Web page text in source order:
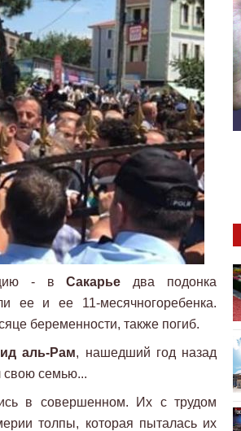
- вСакарье два подонка
ее и ее 11-месячногоребенка.
беременности, также погиб.
аль-Рам, нашедший год назад
свою семью...
в совершенном. Их с трудом
толпы, которая пыталась их